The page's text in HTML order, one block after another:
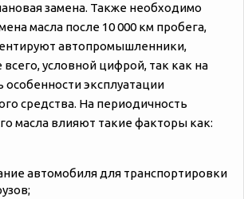
замена. Также необходимо
масла после 10 000 км пробега,
автопромышленники,
всего, условной цифрой, так как на
особенности эксплуатации
средства. На периодичность
масла влияют такие факторы как:
автомобиля для транспортировки